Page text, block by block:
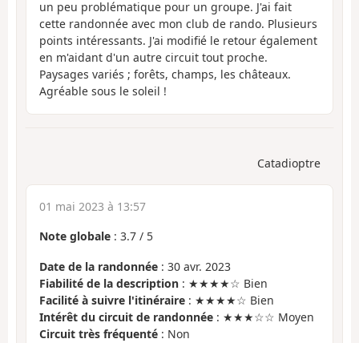
un peu problématique pour un groupe. J'ai fait
cette randonnée avec mon club de rando. Plusieurs
points intéressants. J'ai modifié le retour également
en m'aidant d'un autre circuit tout proche.
Paysages variés ; forêts, champs, les châteaux.
Agréable sous le soleil !
Catadioptre
01 mai 2023 à 13:57
Note globale : 3.7 / 5
Date de la randonnée : 30 avr. 2023
Fiabilité de la description : ★★★★☆ Bien
Facilité à suivre l'itinéraire : ★★★★☆ Bien
Intérêt du circuit de randonnée : ★★★☆☆ Moyen
Circuit très fréquenté : Non